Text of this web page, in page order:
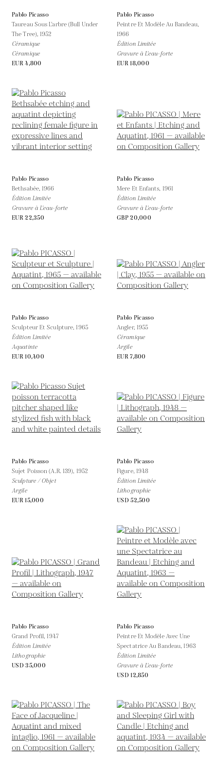
Pablo Picasso
Taureau Sous L'arbre (Bull Under
The Tree),1952
Céramique
Céramique
EUR 4,800
Pablo Picasso
Peintre Et Modèle Au Bandeau,
1966
Édition Limitée
Gravure à L'eau-forte
EUR 18,000
Pablo Picasso
Bethsabée,1966
Édition Limitée
Gravure à L'eau-forte
EUR 22,350
Pablo Picasso
Mere Et Enfants, 1961
Édition Limitée
Gravure à L'eau-forte
GBP 20,000
Pablo Picasso
Sculpteur Et Sculpture,1965
Édition Limitée
Aquatinte
EUR 10,400
Pablo Picasso
Angler, 1955
Céramique
Argile
EUR 7,800
Pablo Picasso
Sujet Poisson (A.R. 139), 1952
Sculpture / Objet
Argile
EUR 15,000
Pablo Picasso
Figure, 1948
Édition Limitée
Lithographie
USD 52,500
Pablo Picasso
Grand Profil,1947
Édition Limitée
Lithographie
USD 35,000
Pablo Picasso
Peintre Et Modèle Avec Une
Spectatrice Au Bandeau,1963
Édition Limitée
Gravure à L'eau-forte
USD 12,850